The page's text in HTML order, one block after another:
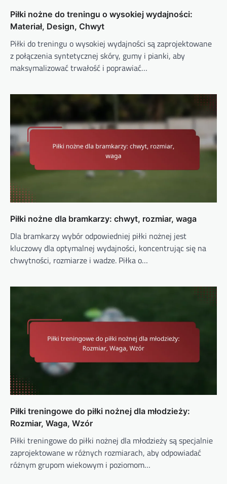
Piłki nożne do treningu o wysokiej wydajności:
Materiał, Design, Chwyt
Piłki do treningu o wysokiej wydajności są zaprojektowane
z połączenia syntetycznej skóry, gumy i pianki, aby
maksymalizować trwałość i poprawiać…
Piłki nożne dla bramkarzy: chwyt, rozmiar, waga
Dla bramkarzy wybór odpowiedniej piłki nożnej jest
kluczowy dla optymalnej wydajności, koncentrując się na
chwytności, rozmiarze i wadze. Piłka o…
Piłki treningowe do piłki nożnej dla młodzieży:
Rozmiar, Waga, Wzór
Piłki treningowe do piłki nożnej dla młodzieży są specjalnie
zaprojektowane w różnych rozmiarach, aby odpowiadać
różnym grupom wiekowym i poziomom…